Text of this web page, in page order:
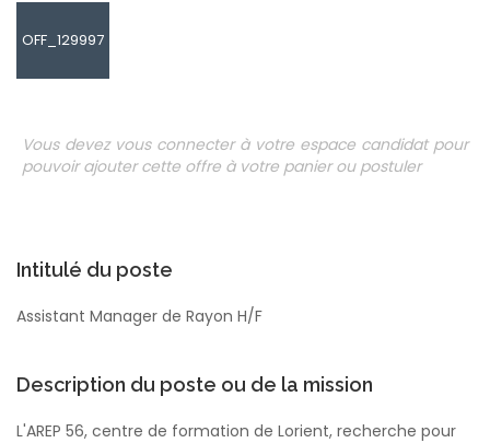
OFF_129997
Vous devez vous connecter à votre espace candidat pour
pouvoir ajouter cette offre à votre panier ou postuler
Intitulé du poste
Assistant Manager de Rayon H/F
Description du poste ou de la mission
L'AREP 56, centre de formation de Lorient, recherche pour